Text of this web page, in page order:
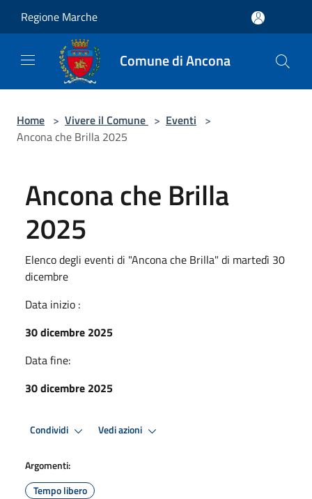
Regione Marche
Comune di Ancona
Home > Vivere il Comune > Eventi >
Ancona che Brilla 2025
Ancona che Brilla
2025
Elenco degli eventi di "Ancona che Brilla" di martedì 30
dicembre
Data inizio :
30 dicembre 2025
Data fine:
30 dicembre 2025
Condividi Vedi azioni
Argomenti:
Tempo libero